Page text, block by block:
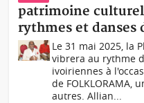
patrimoine
rythmes et danses
Le 31 mai 2025, la
vibrera au rythme
ivoiriennes à
de FOLKLORAMA,
autres. Allian...